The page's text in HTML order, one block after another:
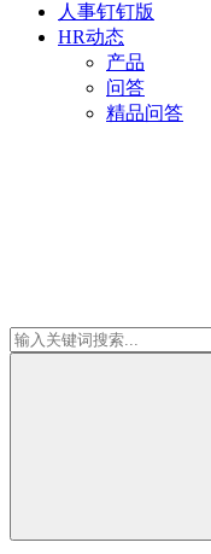
人事钉钉版
HR动态
产品
问答
精品问答